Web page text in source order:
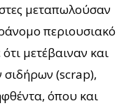
μεταπωλούσαν
περιουσιακό
μετέβαιναν και
σιδήρων (scrap),
όπου και